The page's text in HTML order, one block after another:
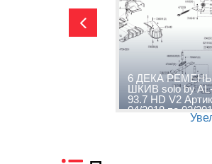
6 ДЕКА
ШКИВ solo by
93.7 HD V2
04/2018 по 02/